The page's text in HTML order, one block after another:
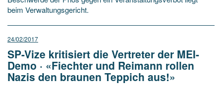
beim Verwaltungsgericht.
24/02/2017
SP-Vize kritisiert die Vertreter der MEI-
Demo · «Fiechter und Reimann rollen
Nazis den braunen Teppich aus!»